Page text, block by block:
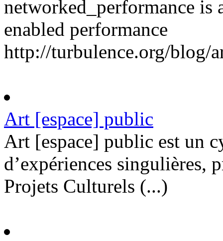
networked_performance is
enabled performance
http://turbulence.org/blog/
Art [espace] public
Art [espace] public est un
d’expériences singulières,
Projets Culturels (...)